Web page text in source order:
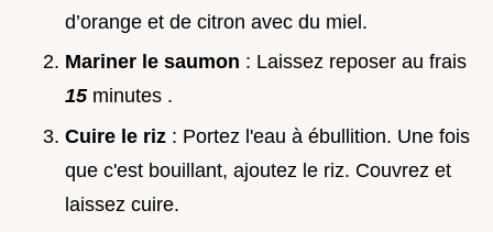
d’orange et de citron avec du miel.
Mariner le saumon : Laissez reposer au frais
15 minutes .
Cuire le riz : Portez l'eau à ébullition. Une fois
que c'est bouillant, ajoutez le riz. Couvrez et
laissez cuire.